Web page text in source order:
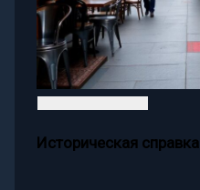
Историческая справка